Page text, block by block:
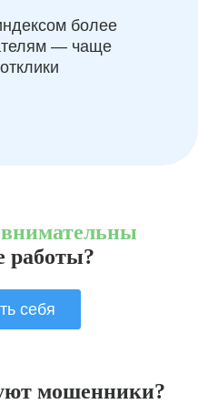
более
— чаще
внимательны
работы?
себя
мошенники?